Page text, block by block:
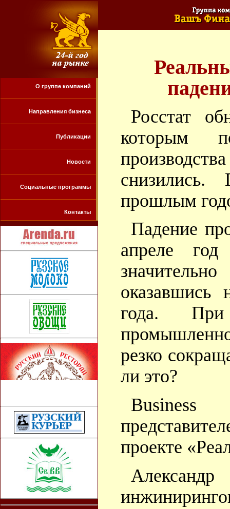
О группе компаний
Направления бизнеса
Публикации
Новости
Социальные программы
Контакты
Росстат
которым
прошлым
Падение
апреле
года. При
резко
ли это?
проекте